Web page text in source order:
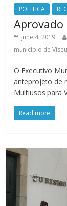
POLITICA
June 4, 2019
município de Viseu
O Executivo
anteprojeto de
Multiusos para
Read more